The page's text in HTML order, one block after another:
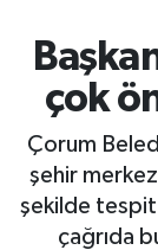
çok
Çorum
şehir
şekilde tespit
çağrıda
Resmi
Alaca
Bayat
Çorum
Trafik
Süper Lig
Tüm